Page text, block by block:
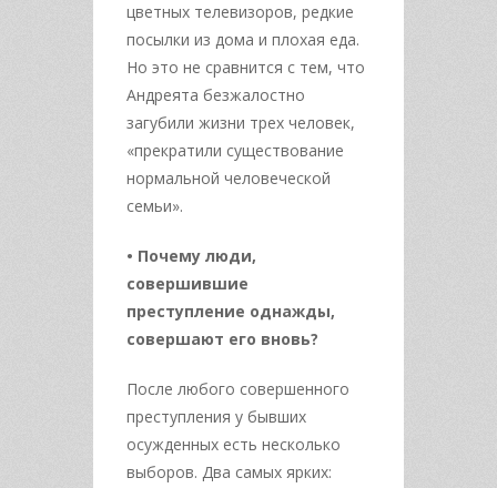
цветных телевизоров, редкие
посылки из дома и плохая еда.
Но это не сравнится с тем, что
Андреята безжалостно
загубили жизни трех человек,
«прекратили существование
нормальной человеческой
семьи».
• Почему люди,
совершившие
преступление однажды,
совершают его вновь?
После любого совершенного
преступления у бывших
осужденных есть несколько
выборов. Два самых ярких: